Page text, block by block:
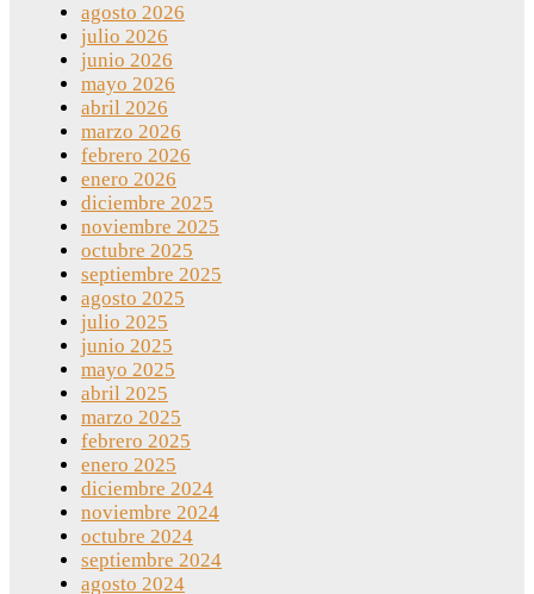
agosto 2026
julio 2026
junio 2026
mayo 2026
abril 2026
marzo 2026
febrero 2026
enero 2026
diciembre 2025
noviembre 2025
octubre 2025
septiembre 2025
agosto 2025
julio 2025
junio 2025
mayo 2025
abril 2025
marzo 2025
febrero 2025
enero 2025
diciembre 2024
noviembre 2024
octubre 2024
septiembre 2024
agosto 2024